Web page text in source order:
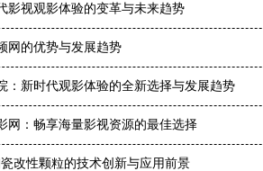
影视观影体验的变革与未来趋势
网的优势与发展趋势
：新时代观影体验的全新选择与发展趋势
网：畅享海量影视资源的最佳选择
改性颗粒的技术创新与应用前景